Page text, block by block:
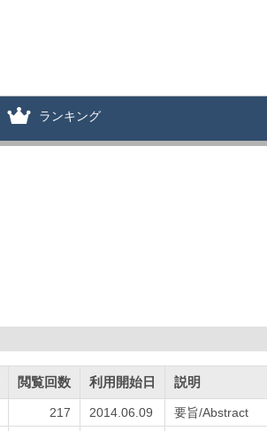
ランキング
閲覧回数 利用開始日 説明
217 2014.06.09
要旨/Abstract